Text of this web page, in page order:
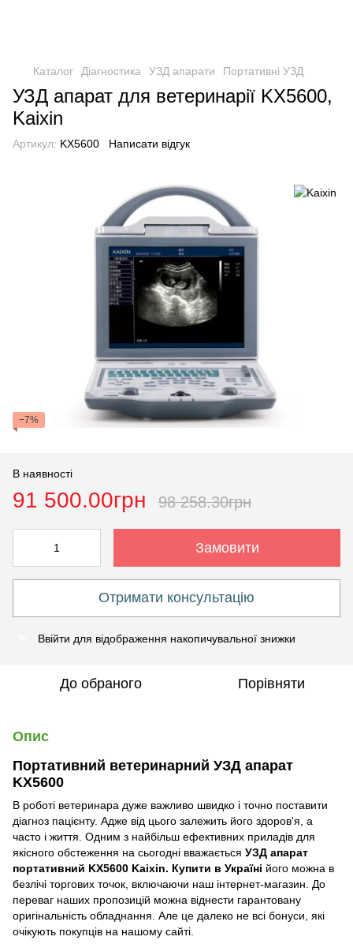
Каталог Діагностика УЗД апарати Портативні УЗД
УЗД апарат для ветеринарії KX5600,
Kaixin
Артикул: KX5600 Написати відгук
−7%
В наявності
91 500.00грн 98 258.30грн
Замовити
Отримати консультацію
Ввійти для відображення накопичувальної знижки
До обраного Порівняти
Опис
Портативний ветеринарний УЗД апарат
KX5600
В роботі ветеринара дуже важливо швидко і точно поставити
діагноз пацієнту. Адже від цього залежить його здоров'я, а
часто і життя. Одним з найбільш ефективних приладів для
якісного обстеження на сьогодні вважається УЗД апарат
портативний KX5600 Kaixin. Купити в Україні його можна в
безлічі торгових точок, включаючи наш інтернет-магазин. До
переваг наших пропозицій можна віднести гарантовану
оригінальність обладнання. Але це далеко не всі бонуси, які
очікують покупців на нашому сайті.